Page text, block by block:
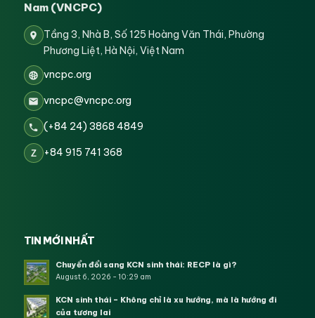
Nam (VNCPC)
Tầng 3, Nhà B, Số 125 Hoàng Văn Thái, Phường
Phương Liệt, Hà Nội, Việt Nam
vncpc.org
vncpc@vncpc.org
(+84 24) 3868 4849
Z +84 915 741 368
TIN MỚI NHẤT
Chuyển đổi sang KCN sinh thái: RECP là gì?
August 6, 2026 - 10:29 am
KCN sinh thái – Không chỉ là xu hướng, mà là hướng đi
của tương lai